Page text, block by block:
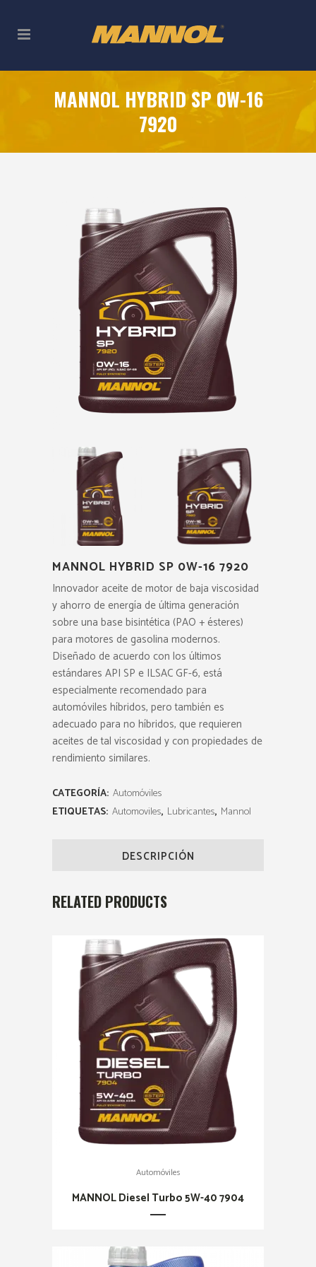
MANNOL HYBRID SP 0W-16
7920
MANNOL HYBRID SP 0W-16 7920
Innovador aceite de motor de baja viscosidad
y ahorro de energía de última generación
sobre una base bisintética (PAO + ésteres)
para motores de gasolina modernos.
Diseñado de acuerdo con los últimos
estándares API SP e ILSAC GF-6, está
especialmente recomendado para
automóviles híbridos, pero también es
adecuado para no híbridos, que requieren
aceites de tal viscosidad y con propiedades de
rendimiento similares.
CATEGORÍA: Automóviles
ETIQUETAS: Automoviles, Lubricantes, Mannol
DESCRIPCIÓN
RELATED PRODUCTS
Automóviles
MANNOL Diesel Turbo 5W-40 7904